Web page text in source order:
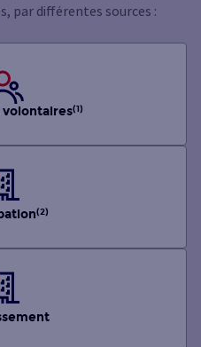
par différentes sources :
(1)
(2)